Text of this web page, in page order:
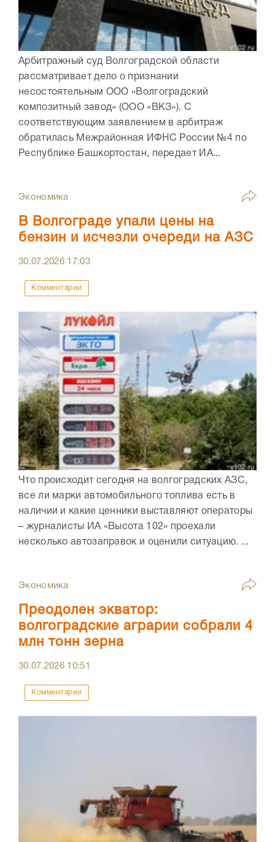
Арбитражный суд Волгоградской области
рассматривает дело о признании
несостоятельным ООО «Волгоградский
композитный завод» (ООО «ВКЗ»). С
соответствующим заявлением в арбитраж
обратилась Межрайонная ИФНС России №4 по
Республике Башкортостан, передает ИА...
Экономика
В Волгограде упали цены на
бензин и исчезли очереди на АЗС
30.07.2026 17:03
Комментарии
Что происходит сегодня на волгоградских АЗС,
все ли марки автомобильного топлива есть в
наличии и какие ценники выставляют операторы
– журналисты ИА «Высота 102» проехали
несколько автозаправок и оценили ситуацию. ...
Экономика
Преодолен экватор:
волгоградские аграрии собрали 4
млн тонн зерна
30.07.2026 10:51
Комментарии